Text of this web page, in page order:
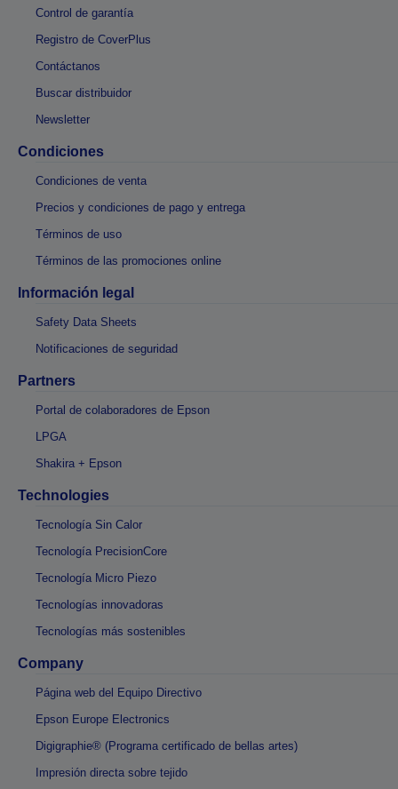
Control de garantía
Registro de CoverPlus
Contáctanos
Buscar distribuidor
Newsletter
Condiciones
Condiciones de venta
Precios y condiciones de pago y entrega
Términos de uso
Términos de las promociones online
Información legal
Safety Data Sheets
Notificaciones de seguridad
Partners
Portal de colaboradores de Epson
LPGA
Shakira + Epson
Technologies
Tecnología Sin Calor
Tecnología PrecisionCore
Tecnología Micro Piezo
Tecnologías innovadoras
Tecnologías más sostenibles
Company
Página web del Equipo Directivo
Epson Europe Electronics
Digigraphie® (Programa certificado de bellas artes)
Impresión directa sobre tejido